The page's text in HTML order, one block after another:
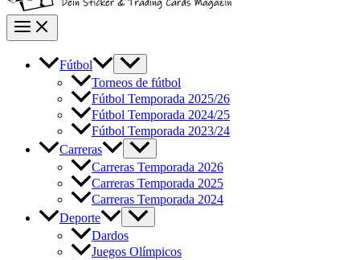
Fútbol
Torneos de fútbol
Fútbol Temporada 2025/26
Fútbol Temporada 2024/25
Fútbol Temporada 2023/24
Carreras
Carreras Temporada 2026
Carreras Temporada 2025
Carreras Temporada 2024
Deporte
Dardos
Juegos Olímpicos